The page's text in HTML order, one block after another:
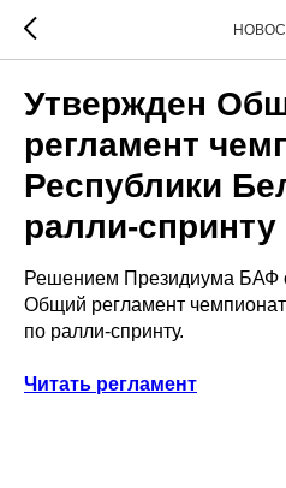
Утвержден
регламент
Республики
ралли-спринту
Решением Президиума БАФ
Общий регламент
по ралли-спринту.
Читать регламент